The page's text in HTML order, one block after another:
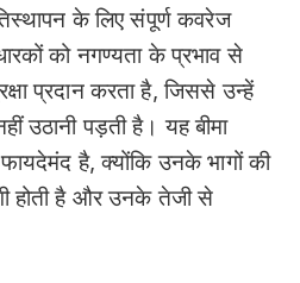
के लिए संपूर्ण कवरेज
को नगण्यता के प्रभाव से
प्रदान करता है, जिससे उन्हें
उठानी पड़ती है। यह बीमा
है, क्योंकि उनके भागों की
होती है और उनके तेजी से